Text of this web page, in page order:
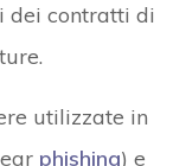
dei contratti di
utilizzate in
phishing) e